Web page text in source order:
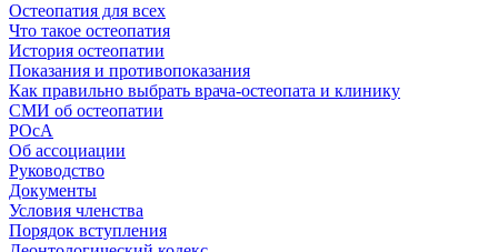
Остеопатия для всех
Что такое остеопатия
История остеопатии
Показания и противопоказания
Как правильно выбрать врача-остеопата и клинику
СМИ об остеопатии
РОсА
Об ассоциации
Руководство
Документы
Условия членства
Порядок вступления